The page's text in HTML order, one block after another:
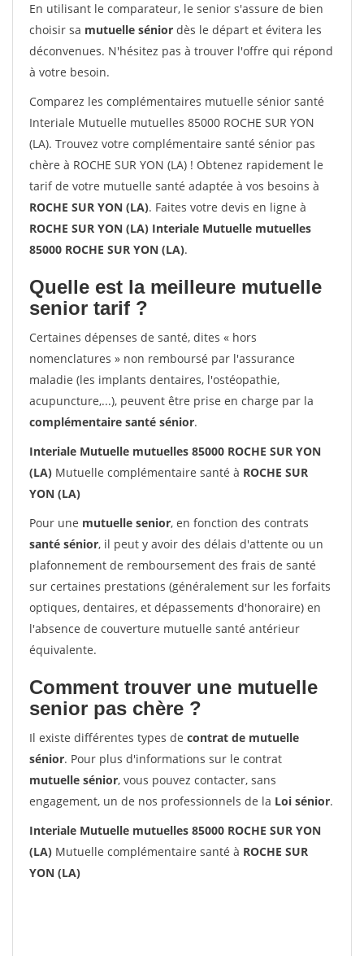
En utilisant le comparateur, le senior s'assure de bien
choisir sa mutuelle sénior dès le départ et évitera les
déconvenues. N'hésitez pas à trouver l'offre qui répond
à votre besoin.
Comparez les complémentaires mutuelle sénior santé
Interiale Mutuelle mutuelles 85000 ROCHE SUR YON
(LA). Trouvez votre complémentaire santé sénior pas
chère à ROCHE SUR YON (LA) ! Obtenez rapidement le
tarif de votre mutuelle santé adaptée à vos besoins à
ROCHE SUR YON (LA). Faites votre devis en ligne à
ROCHE SUR YON (LA) Interiale Mutuelle mutuelles
85000 ROCHE SUR YON (LA).
Quelle est la meilleure mutuelle
senior tarif ?
Certaines dépenses de santé, dites « hors
nomenclatures » non remboursé par l'assurance
maladie (les implants dentaires, l'ostéopathie,
acupuncture,...), peuvent être prise en charge par la
complémentaire santé sénior.
Interiale Mutuelle mutuelles 85000 ROCHE SUR YON
(LA) Mutuelle complémentaire santé à ROCHE SUR
YON (LA)
Pour une mutuelle senior, en fonction des contrats
santé sénior, il peut y avoir des délais d'attente ou un
plafonnement de remboursement des frais de santé
sur certaines prestations (généralement sur les forfaits
optiques, dentaires, et dépassements d'honoraire) en
l'absence de couverture mutuelle santé antérieur
équivalente.
Comment trouver une mutuelle
senior pas chère ?
Il existe différentes types de contrat de mutuelle
sénior. Pour plus d'informations sur le contrat
mutuelle sénior, vous pouvez contacter, sans
engagement, un de nos professionnels de la Loi sénior.
Interiale Mutuelle mutuelles 85000 ROCHE SUR YON
(LA) Mutuelle complémentaire santé à ROCHE SUR
YON (LA)